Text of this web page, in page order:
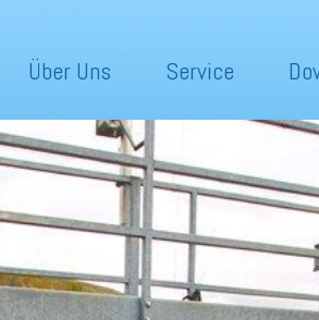
Über Uns Service